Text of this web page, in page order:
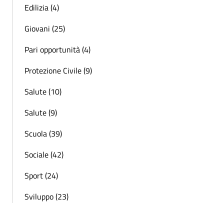
Edilizia (4)
Giovani (25)
Pari opportunità (4)
Protezione Civile (9)
Salute (10)
Salute (9)
Scuola (39)
Sociale (42)
Sport (24)
Sviluppo (23)